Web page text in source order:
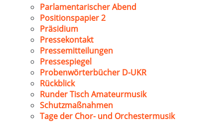
Parlamentarischer Abend
Positionspapier 2
Präsidium
Pressekontakt
Pressemitteilungen
Pressespiegel
Probenwörterbücher D-UKR
Rückblick
Runder Tisch Amateurmusik
Schutzmaßnahmen
Tage der Chor- und Orchestermusik